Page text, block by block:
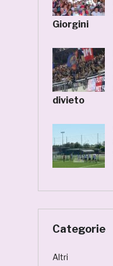
Giorgini
divieto
Categorie
Altri